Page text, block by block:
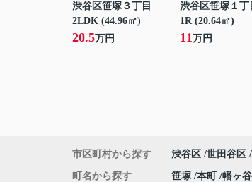
渋谷区笹塚３丁目
2LDK (44.96㎡)
20.5万円
渋谷区笹塚１丁
1R (20.64㎡)
11万円
市区町村から探す 渋谷区 世田谷区
町名から探す 笹塚 本町 幡ヶ谷